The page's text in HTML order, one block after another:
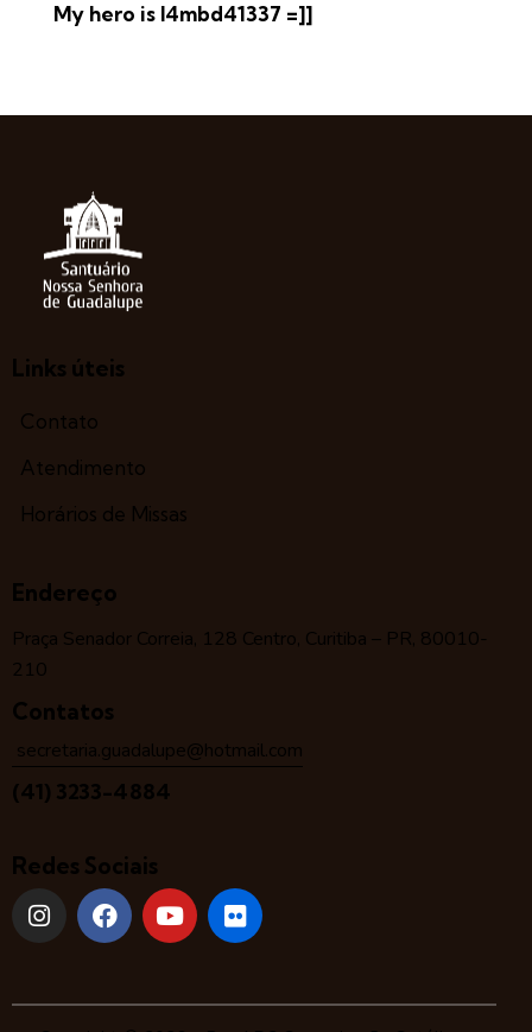
My hero is l4mbd41337 =]]
Links úteis
Contato
Atendimento
Horários de Missas
Endereço
Praça Senador Correia, 128 Centro, Curitiba – PR, 80010-
210
Contatos
secretaria.guadalupe@hotmail.com
(41) 3233-4884
Redes Sociais